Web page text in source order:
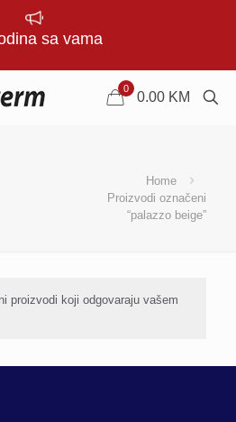
sa vama
0
0.00 KM
Home
Proizvodi označeni
“palazzo beige”
proizvodi koji odgovaraju vašem